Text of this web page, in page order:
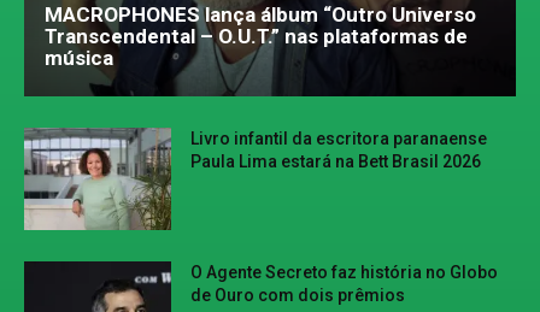
MACROPHONES lança álbum “Outro Universo
Transcendental – O.U.T.” nas plataformas de
música
Livro infantil da escritora paranaense
Paula Lima estará na Bett Brasil 2026
O Agente Secreto faz história no Globo
de Ouro com dois prêmios